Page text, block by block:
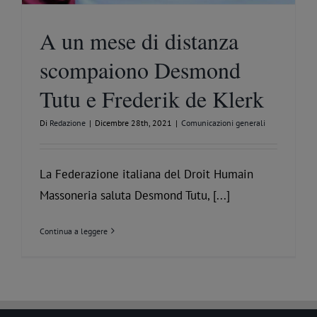
A un mese di distanza
scompaiono Desmond
Tutu e Frederik de Klerk
Di Redazione | Dicembre 28th, 2021 | Comunicazioni generali
La Federazione italiana del Droit Humain
Massoneria saluta Desmond Tutu, [...]
Continua a leggere